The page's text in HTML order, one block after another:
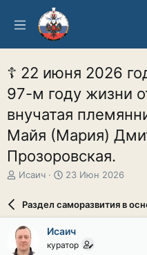
☦ 22 июня 2026
97-м году жизни
внучатая
Майя (Мария)
Прозоровская.
А
о
р
т
е
Исаич
Д
а
а
ч
23 Июн 2026
Раздел саморазвития в
Исаич
куратор